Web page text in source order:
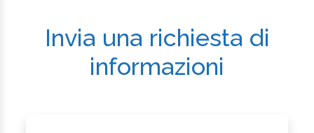
Invia una richiesta di
informazioni